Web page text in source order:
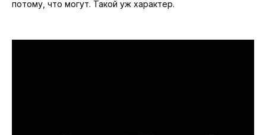
потому, что могут. Такой уж характер.